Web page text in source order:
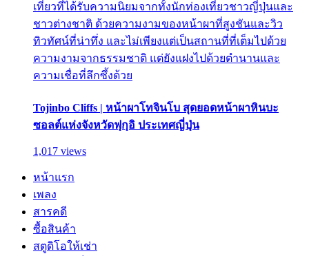
เที่ยวที่ได้รับความนิยมจากทั้งนักท่องเที่ยวชาวญี่ปุ่นและ
ชาวต่างชาติ ด้วยความงามของหน้าผาที่สูงชันและวิว
ทิวทัศน์ที่น่าทึ่ง และไม่เพียงแต่เป็นสถานที่ที่เต็มไปด้วย
ความงามจากธรรมชาติ แต่ยังแฝงไปด้วยตำนานและ
ความเชื่อที่ลึกซึ้งด้วย
Tojinbo Cliffs | หน้าผาโทจินโบ สุดยอดหน้าผาหินบะ
ซอลต์แห่งจังหวัดฟุกุอิ ประเทศญี่ปุ่น
1,017 views
หน้าแรก
เพลง
สารคดี
ซื้อสินค้า
สตูดิโอให้เช่า